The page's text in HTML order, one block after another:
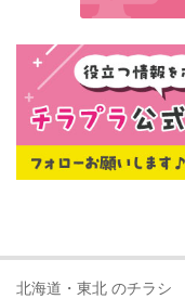
北海道・東北 のチラシ